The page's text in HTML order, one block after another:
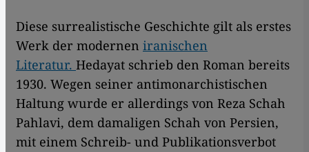
Diese surrealistische Geschichte gilt als erstes
Werk der modernen iranischen
Literatur. Hedayat schrieb den Roman bereits
1930. Wegen seiner antimonarchistischen
Haltung wurde er allerdings von Reza Schah
Pahlavi, dem damaligen Schah von Persien,
mit einem Schreib- und Publikationsverbot